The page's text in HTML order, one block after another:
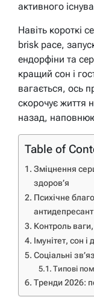
активного
Навіть короткі
brisk pace,
ендорфіни та
кращий сон і
вагається, ось
скорочує життя
назад,
Table of
Зміцнення
здоров’я
Психічне
антидепресант
Контроль
Імунітет, сон і
Соціальні
Типові
Тренди 2026: